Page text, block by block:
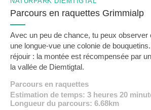
Parcours en raquettes Grimmialp
Avec un peu de chance, tu peux observer
une longue-vue une colonie de
réjouir : la montée est récompensée par
la vallée de Diemtigtal.
Parcours en raquettes
Estimation de temps: 3 heures 20
Longueur du parcours: 6.68km